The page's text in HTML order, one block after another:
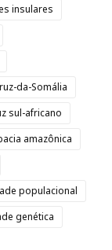
insulares
da-Somália
sul-africano
amazônica
populacional
genética